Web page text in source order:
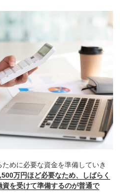
めに必要な資金を準備していき
万円ほど必要なため、しばらく
を受けて準備するのが普通で